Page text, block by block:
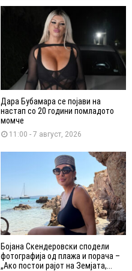
Дара Бубамара се појави на
настап со 20 години помладото
момче
11:00 - 7 август, 2026
Бојана Скендеровски сподели
фотографија од плажа и порача –
„Ако постои рајот на Земјата,...